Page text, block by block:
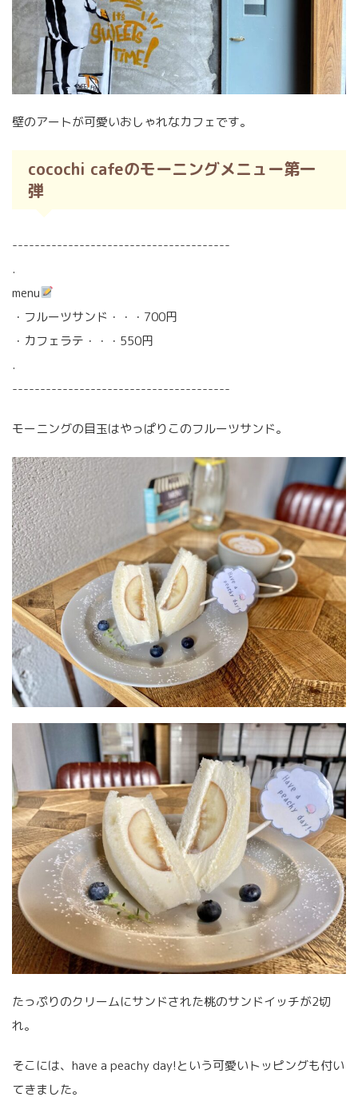
壁のアートが可愛いおしゃれなカフェです。
cocochi cafeのモーニングメニュー第一
弾
---------------------------------------
.
menu
・フルーツサンド・・・700円
・カフェラテ・・・550円
.
---------------------------------------
モーニングの目玉はやっぱりこのフルーツサンド。
たっぷりのクリームにサンドされた桃のサンドイッチが2切
れ。
そこには、have a peachy day!という可愛いトッピングも付い
てきました。